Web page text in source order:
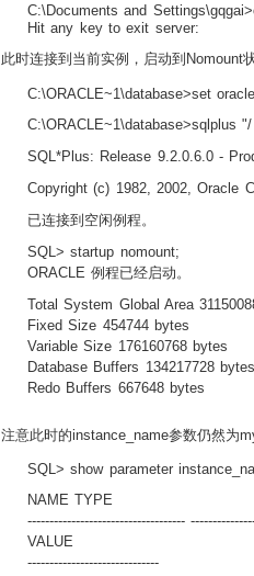
C:\Documents and
Hit any key to exit server:
此时连接到当前实例，启动到Nomount
C:\ORACLE~1\database>set
C:\ORACLE~1\database>sqlplus
SQL*Plus: Release 9.2.0.6.0 -
Copyright (c) 1982, 2002, Oracle
已连接到空闲例程。
SQL> startup nomount;
ORACLE 例程已经启动。
Total System Global Area
Fixed Size 454744 bytes
Variable Size 176160768 bytes
Database Buffers 134217728 bytes
Redo Buffers 667648 bytes
注意此时的instance_name参数仍然为
SQL> show parameter
NAME TYPE
------------------------------------
VALUE
------------------------------